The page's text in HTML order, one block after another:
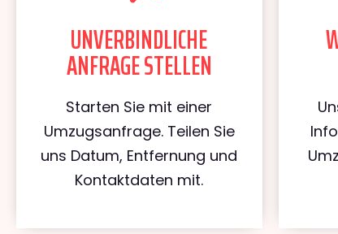
UNVERBINDLICHE
ANFRAGE STELLEN
Starten Sie mit einer
Umzugsanfrage. Teilen Sie
uns Datum, Entfernung und
Kontaktdaten mit.